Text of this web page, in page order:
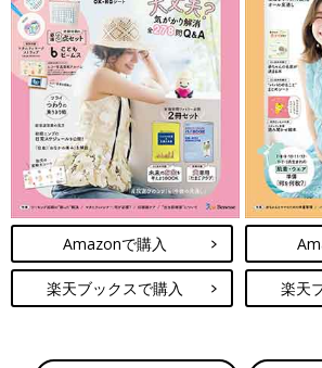
Amazonで購入
楽天ブックスで購入 楽天